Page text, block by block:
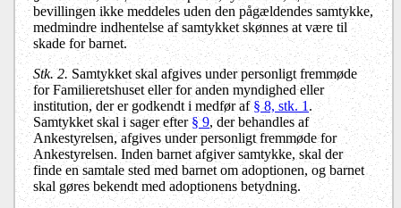
bevillingen ikke meddeles uden den pågældendes samtykke,
medmindre indhentelse af samtykket skønnes at være til
skade for barnet.
Stk. 2. Samtykket skal afgives under personligt fremmøde
for Familieretshuset eller for anden myndighed eller
institution, der er godkendt i medfør af§ 8, stk. 1 .
Samtykket skal i sager efter§ 9, der behandles af
Ankestyrelsen, afgives under personligt fremmøde for
Ankestyrelsen. Inden barnet afgiver samtykke, skal der
finde en samtale sted med barnet om adoptionen, og barnet
skal gøres bekendt med adoptionens betydning.